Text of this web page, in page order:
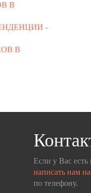
В
-
В
Если у Вас
написать нам
по телефону.